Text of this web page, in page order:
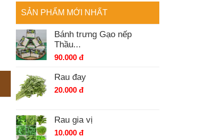
SẢN PHẨM MỚI NHẤT
Bánh trưng Gạo nếp
Thầu...
90.000 đ
Rau đay
20.000 đ
Rau gia vị
10.000 đ